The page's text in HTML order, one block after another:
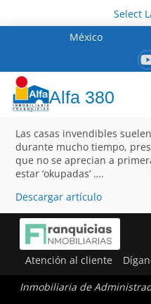
Select
México
Alfa 380
Las casas invendibles
durante mucho tiempo,
que no se aprecian a
estar ‘okupadas’ ….
Descargar artículo
Atención al cliente
Inmobiliaria de